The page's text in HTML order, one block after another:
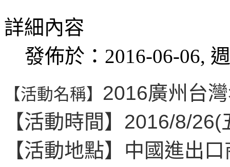
詳細內容
發佈於：2016-06-06,
【活動名稱】 2016廣州台
【活動時間】 2016/8/26(
【活動地點】 中國進出